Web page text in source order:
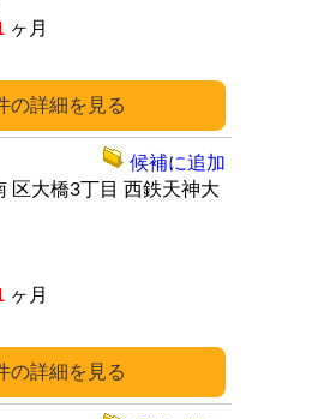
詳細
ヶ月
詳細
区大橋3丁目 西鉄天神大
ヶ月
候補に追加